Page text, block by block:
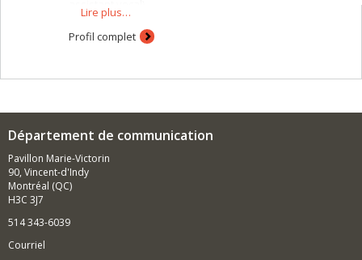
Lire plus…
Profil complet
Département de communication
Pavillon Marie-Victorin
90, Vincent-d'Indy
Montréal (QC)
H3C 3J7
514 343-6039
Courriel